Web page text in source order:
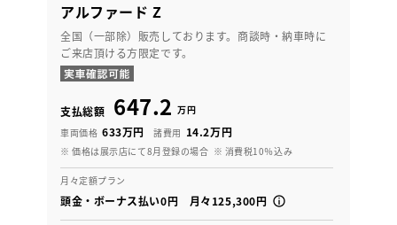
アルファード Z
全国（一部除）販売しております。商談時・納車時に
ご来店頂ける方限定です。
支払総額 647.2 万円
車両価格 633万円 諸費用 14.2万円
※ 価格は展示店にて8月登録の場合 ※ 消費税10％込み
月々定額プラン
頭金・ボーナス払い0円 月々125,300円